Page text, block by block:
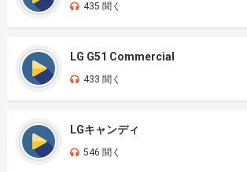
435 聞く
LG G51 Commercial
433 聞く
LGキャンディ
546 聞く